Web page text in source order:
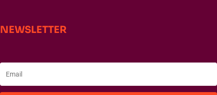
NEWSLETTER